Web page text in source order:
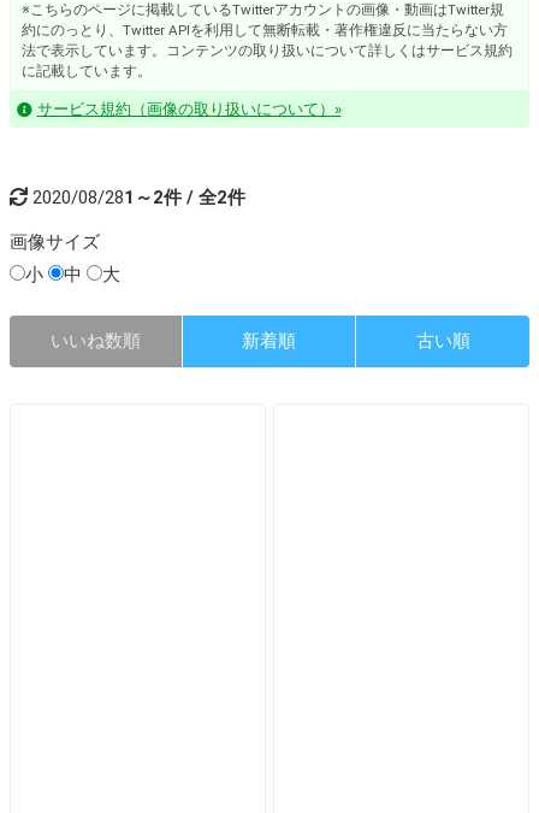
※こちらのページに掲載しているTwitterアカウントの画像・動画はTwitter規
約にのっとり、Twitter APIを利用して無断転載・著作権違反に当たらない方
法で表示しています。コンテンツの取り扱いについて詳しくはサービス規約
に記載しています。
サービス規約（画像の取り扱いについて）»
2020/08/281～2件 / 全2件
画像サイズ
小
中 大
いいね数順 新着順 古い順